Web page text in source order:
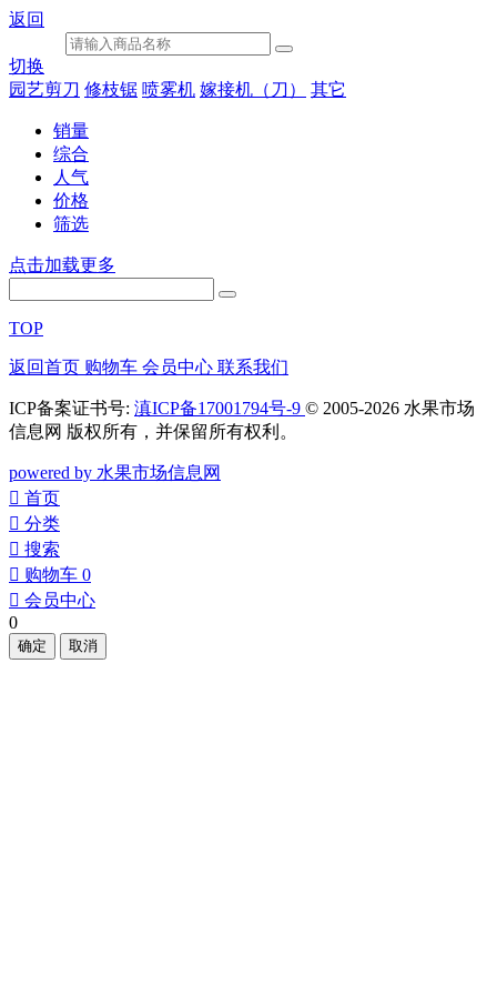
返回
切换
园艺剪刀 修枝锯 喷雾机 嫁接机（刀） 其它
销量
综合
人气
价格
筛选
点击加载更多
TOP
返回首页 购物车 会员中心 联系我们
ICP备案证书号: 滇ICP备17001794号-9 © 2005-2026 水果市场
信息网 版权所有，并保留所有权利。
powered by 水果市场信息网
󰀁 首页
󰀂 分类
󰀃 搜索
󰀄 购物车 0
󰀅 会员中心
0
确定 取消